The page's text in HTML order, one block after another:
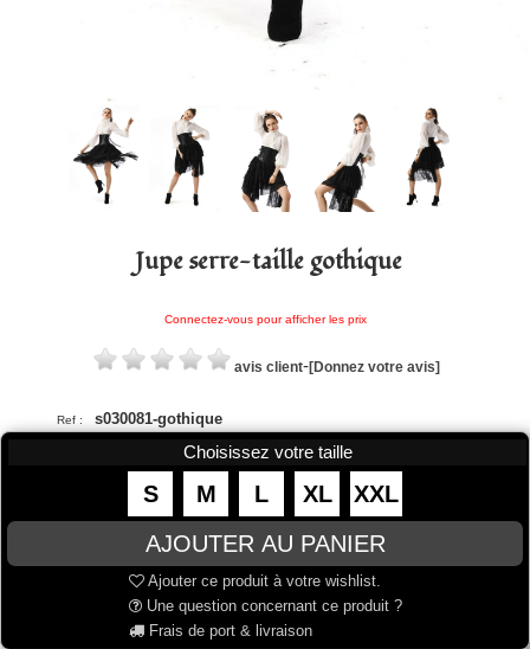
Jupe serre-taille gothique
Connectez-vous pour afficher les prix
avis client-[Donnez votre avis]
Ref : s030081-gothique
Choisissez votre taille
S M L XL XXL
Ajouter ce produit à votre wishlist.
Une question concernant ce produit ?
Frais de port & livraison